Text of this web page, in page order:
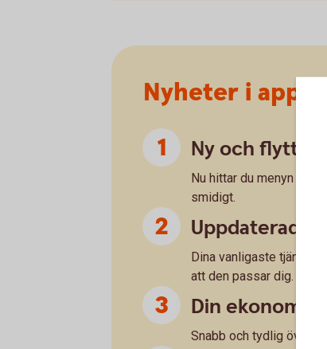
Nyheter i appen
Ny och flyttad
Nu hittar du menyn i
smidigt.
Uppdaterad
Dina vanligaste tjänster
att den passar dig.
Din ekonomi
Snabb och tydlig